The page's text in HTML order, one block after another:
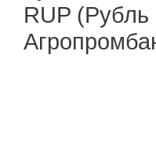
RUP